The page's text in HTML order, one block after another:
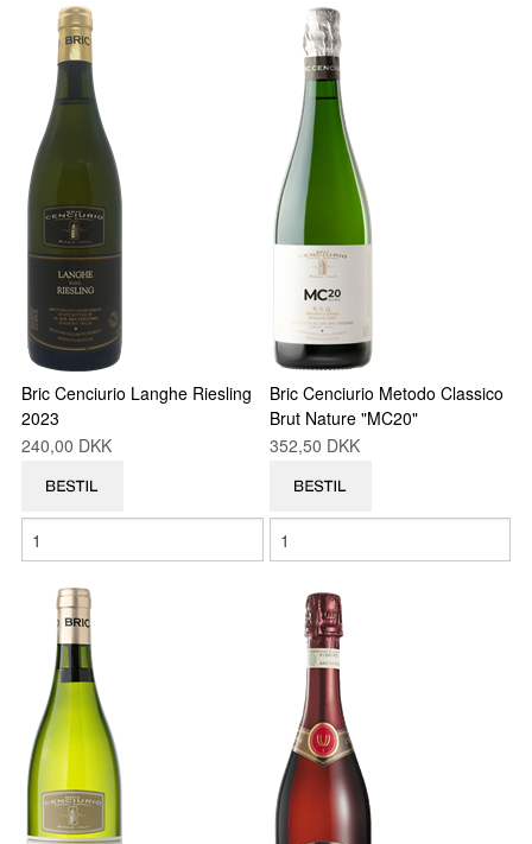
Bric Cenciurio Langhe Riesling
2023
240,00 DKK
Bric Cenciurio Metodo Classico
Brut Nature "MC20"
352,50 DKK